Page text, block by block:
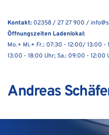
Kontakt: 02358 / 27 27 900 / info
Öffnungszeiten Ladenlokal:
Mo.+ Mi.+ Fr.: 07:30 - 12:00/ 13:00 -
13:00 - 18:00 Uhr; Sa.: 09:00 - 12:00
Andreas